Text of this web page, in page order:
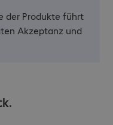
der Produkte führt
Akzeptanz und